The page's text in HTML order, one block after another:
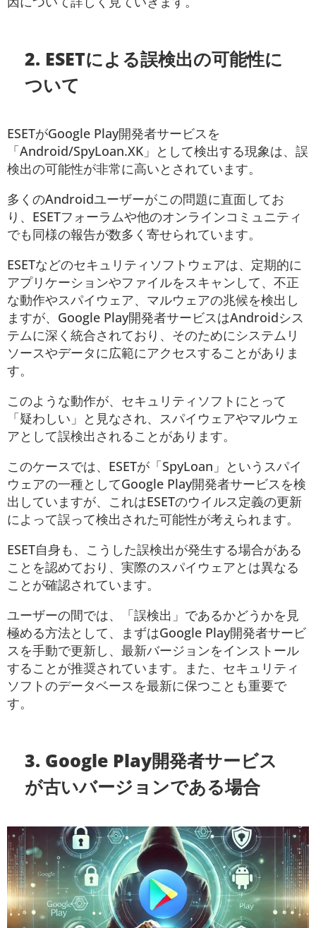
2. ESETによる誤検出の可能性に
ついて
ESETがGoogle Play開発者サービスを
「Android/SpyLoan.XK」として検出する現象は、誤
検出の可能性が非常に高いとされています。
多くのAndroidユーザーがこの問題に直面してお
り、ESETフォーラムや他のオンラインコミュニティ
でも同様の報告が数多く寄せられています。
ESETなどのセキュリティソフトウェアは、定期的に
アプリケーションやファイルをスキャンして、不正
な動作やスパイウェア、マルウェアの兆候を検出し
ますが、Google Play開発者サービスはAndroidシス
テムに深く統合されており、そのためにシステムリ
ソースやデータに広範にアクセスすることがありま
す。
このような動作が、セキュリティソフトにとって
「疑わしい」と見なされ、スパイウェアやマルウェ
アとして誤検出されることがあります。
このケースでは、ESETが「SpyLoan」というスパイ
ウェアの一種としてGoogle Play開発者サービスを検
出していますが、これはESETのウイルス定義の更新
によって誤って検出された可能性が考えられます。
ESET自身も、こうした誤検出が発生する場合がある
ことを認めており、実際のスパイウェアとは異なる
ことが確認されています。
ユーザーの間では、「誤検出」であるかどうかを見
極める方法として、まずはGoogle Play開発者サービ
スを手動で更新し、最新バージョンをインストール
することが推奨されています。また、セキュリティ
ソフトのデータベースを最新に保つことも重要で
す。
3. Google Play開発者サービス
が古いバージョンである場合